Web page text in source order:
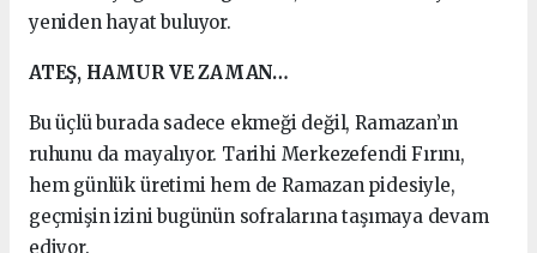
yeniden hayat buluyor.
ATEŞ, HAMUR VE ZAMAN…
Bu üçlü burada sadece ekmeği değil, Ramazan’ın
ruhunu da mayalıyor. Tarihi Merkezefendi Fırını,
hem günlük üretimi hem de Ramazan pidesiyle,
geçmişin izini bugünün sofralarına taşımaya devam
ediyor.